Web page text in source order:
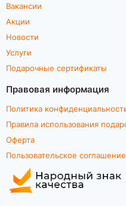
Вакансии
Акции
Новости
Услуги
Подарочные сертификаты
Правовая информация
Политика
Правила использования
Оферта
Пользовательское соглашение